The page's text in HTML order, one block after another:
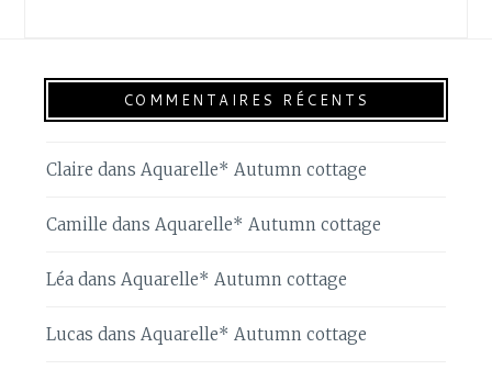
COMMENTAIRES RÉCENTS
Claire dansAquarelle* Autumn cottage
Camille dansAquarelle* Autumn cottage
Léa dansAquarelle* Autumn cottage
Lucas dansAquarelle* Autumn cottage